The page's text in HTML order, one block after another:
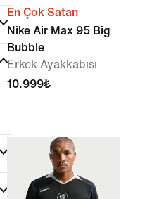
En Çok Satan
Nike Air Max 95 Big
Bubble
Erkek Ayakkabısı
10.999₺